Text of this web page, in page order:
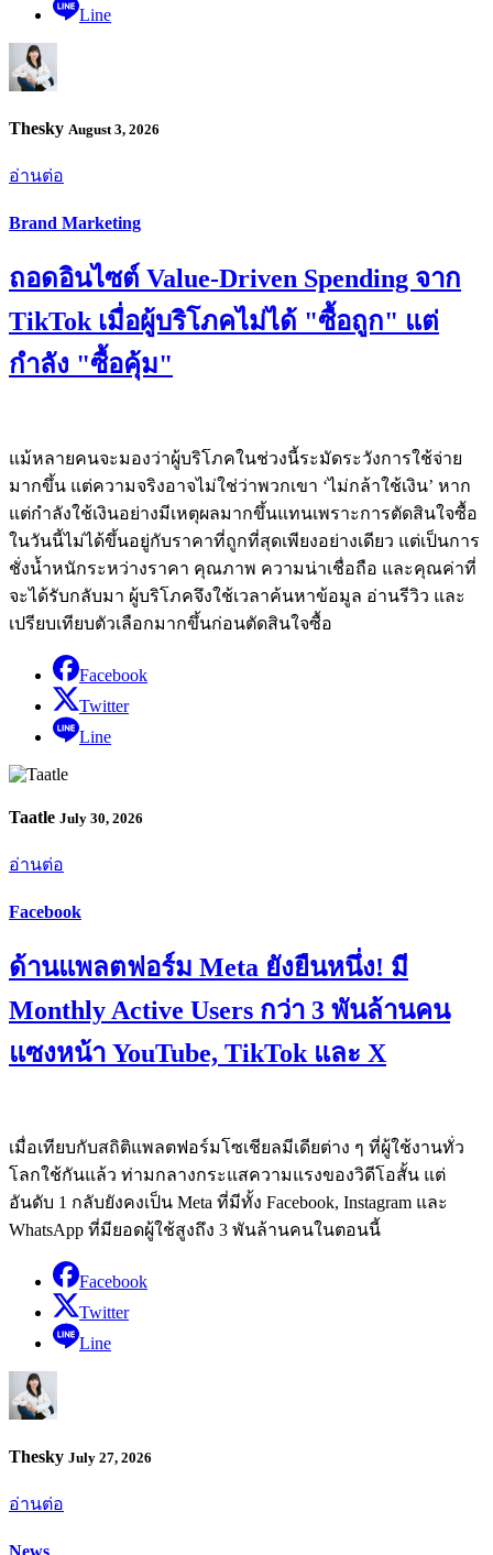
Line
Thesky August 3, 2026
อ่านต่อ
Brand Marketing
ถอดอินไซต์ Value-Driven Spending จาก
TikTok เมื่อผู้บริโภคไม่ได้ "ซื้อถูก" แต่
กำลัง "ซื้อคุ้ม"
แม้หลายคนจะมองว่าผู้บริโภคในช่วงนี้ระมัดระวังการใช้จ่าย
มากขึ้น แต่ความจริงอาจไม่ใช่ว่าพวกเขา ‘ไม่กล้าใช้เงิน’ หาก
แต่กำลังใช้เงินอย่างมีเหตุผลมากขึ้นแทนเพราะการตัดสินใจซื้อ
ในวันนี้ไม่ได้ขึ้นอยู่กับราคาที่ถูกที่สุดเพียงอย่างเดียว แต่เป็นการ
ชั่งน้ำหนักระหว่างราคา คุณภาพ ความน่าเชื่อถือ และคุณค่าที่
จะได้รับกลับมา ผู้บริโภคจึงใช้เวลาค้นหาข้อมูล อ่านรีวิว และ
เปรียบเทียบตัวเลือกมากขึ้นก่อนตัดสินใจซื้อ
Facebook
Twitter
Line
Taatle July 30, 2026
อ่านต่อ
Facebook
ด้านแพลตฟอร์ม Meta ยังยืนหนึ่ง! มี
Monthly Active Users กว่า 3 พันล้านคน
แซงหน้า YouTube, TikTok และ X
เมื่อเทียบกับสถิติแพลตฟอร์มโซเชียลมีเดียต่าง ๆ ที่ผู้ใช้งานทั่ว
โลกใช้กันแล้ว ท่ามกลางกระแสความแรงของวิดีโอสั้น แต่
อันดับ 1 กลับยังคงเป็น Meta ที่มีทั้ง Facebook, Instagram และ
WhatsApp ที่มียอดผู้ใช้สูงถึง 3 พันล้านคนในตอนนี้
Facebook
Twitter
Line
Thesky July 27, 2026
อ่านต่อ
News